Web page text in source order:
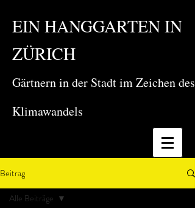
EIN HANGGARTEN IN
ZÜRICH
Gärtnern in der Stadt im Zeichen des
Klimawandels
Beitrag
Alle Beiträge